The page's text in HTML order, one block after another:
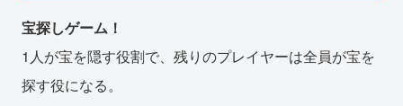
宝探しゲーム！
1人が宝を隠す役割で、残りのプレイヤーは全員が宝を
探す役になる。